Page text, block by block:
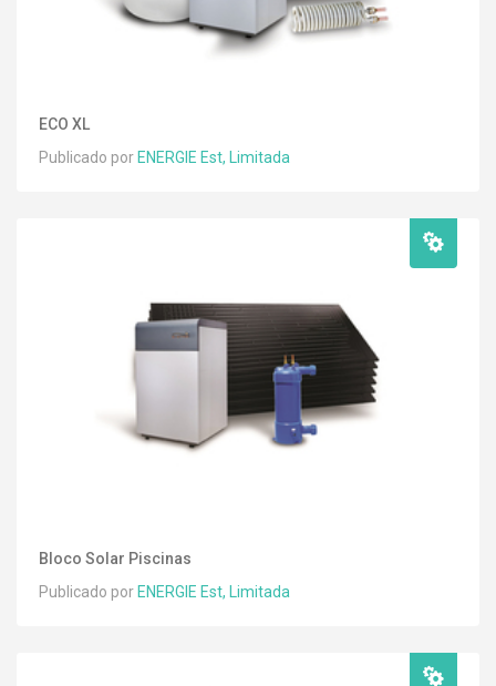
ECO XL
Publicado por ENERGIE Est, Limitada
Bloco Solar Piscinas
Publicado por ENERGIE Est, Limitada